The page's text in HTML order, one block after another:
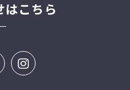
はこちら